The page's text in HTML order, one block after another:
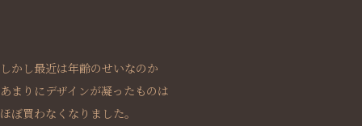
しかし最近は年齢のせいなのか
あまりにデザインが凝ったものは
ほぼ買わなくなりました。